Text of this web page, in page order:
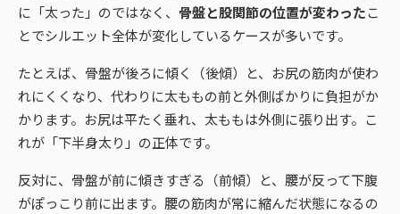
に「太った」のではなく、 骨盤と股関節の位置が変わったこ
とでシルエット全体が変化しているケースが多いです。
たとえば、骨盤が後ろに傾く（後傾）と、お尻の筋肉が使わ
れにくくなり、代わりに太ももの前と外側ばかりに負担がか
かります。お尻は平たく垂れ、太ももは外側に張り出す。こ
れが「下半身太り」の正体です。
反対に、骨盤が前に傾きすぎる（前傾）と、腰が反って下腹
がぽっこり前に出ます。腰の筋肉が常に縮んだ状態になるの